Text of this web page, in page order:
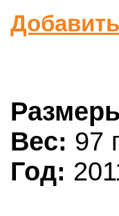
Вес: 97
Год: